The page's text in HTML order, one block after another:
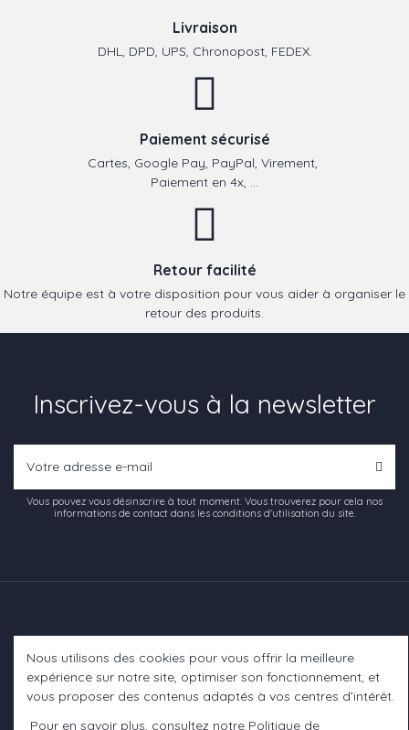
Livraison
DHL, DPD, UPS, Chronopost, FEDEX.
Paiement sécurisé
Cartes, Google Pay, PayPal, Virement,
Paiement en 4x, ...
Retour facilité
Notre équipe est à votre disposition pour vous aider à organiser le
retour des produits.
Inscrivez-vous à la newsletter
Vous pouvez vous désinscrire à tout moment. Vous trouverez pour cela nos
informations de contact dans les conditions d'utilisation du site.
Informations
Nous utilisons des cookies pour vous offrir la meilleure
expérience sur notre site, optimiser son fonctionnement, et
vous proposer des contenus adaptés à vos centres d’intérêt.
Pour en savoir plus, consultez notre Politique de